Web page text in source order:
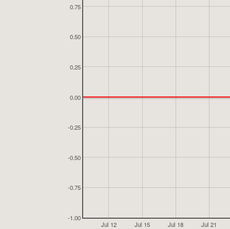
Jul 12 Jul 15 Jul 18 Jul 21
-1.00
-0.75
-0.50
-0.25
0.00
0.25
0.50
0.75